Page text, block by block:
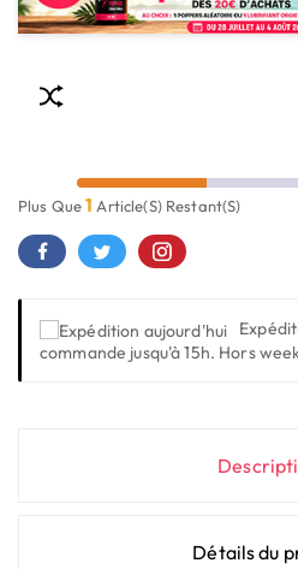
Plus Que1 Article(s) Restant(s)
commande jusqu'à 15h. Hors
Détails du